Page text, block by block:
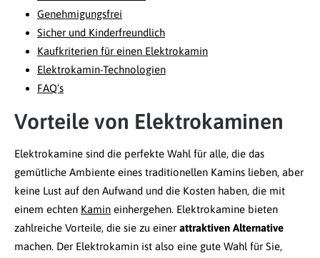
Genehmigungsfrei
Sicher und Kinderfreundlich
Kaufkriterien für einen Elektrokamin
Elektrokamin-Technologien
FAQ‘s
Vorteile von Elektrokaminen
Elektrokamine sind die perfekte Wahl für alle, die das
gemütliche Ambiente eines traditionellen Kamins lieben, aber
keine Lust auf den Aufwand und die Kosten haben, die mit
einem echten Kamin einhergehen. Elektrokamine bieten
zahlreiche Vorteile, die sie zu einer attraktiven Alternative
machen. Der Elektrokamin ist also eine gute Wahl für Sie,